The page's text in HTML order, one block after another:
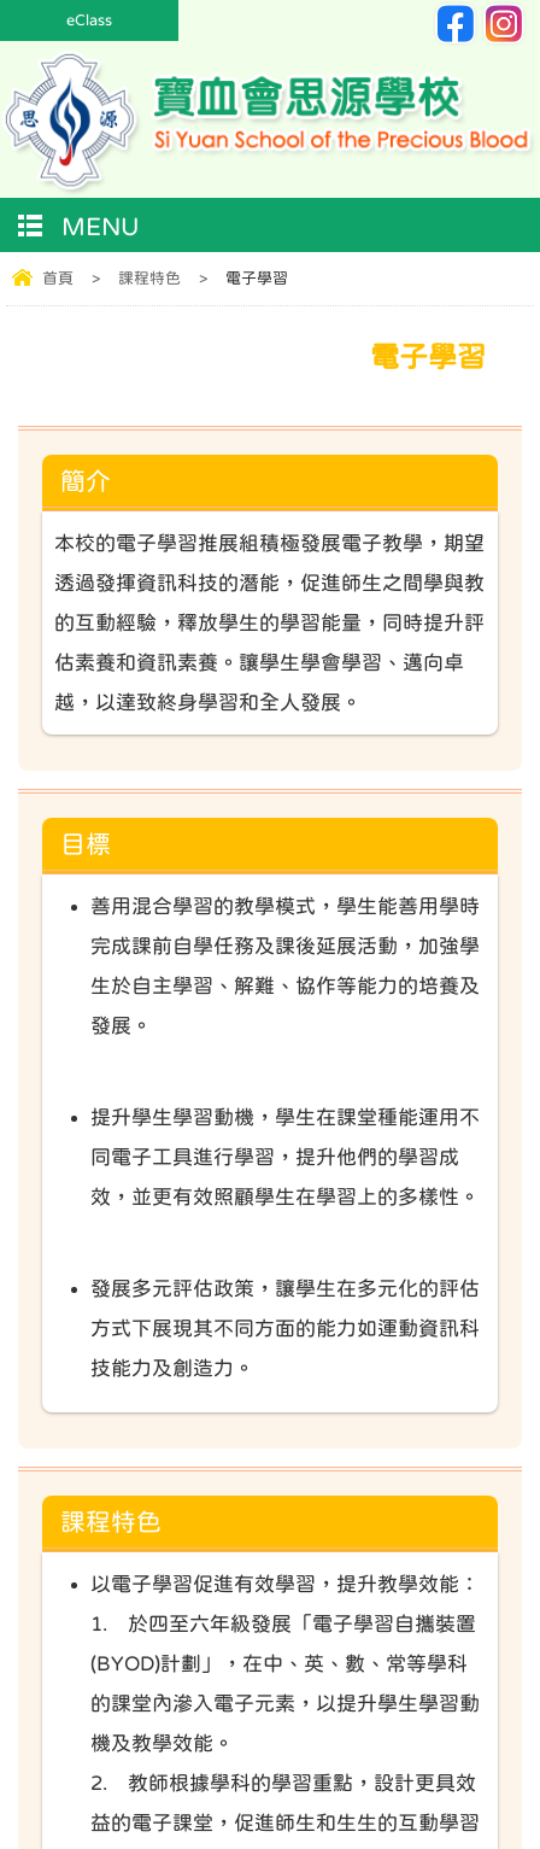
eClass
MENU
首頁 > 課程特色 > 電子學習
電子學習
簡介
本校的電子學習推展組積極發展電子教學，期望
透過發揮資訊科技的潛能，促進師生之間學與教
的互動經驗，釋放學生的學習能量，同時提升評
估素養和資訊素養。讓學生學會學習、邁向卓
越，以達致終身學習和全人發展。
目標
善用混合學習的教學模式，學生能善用學時
完成課前自學任務及課後延展活動，加強學
生於自主學習、解難、協作等能力的培養及
發展。
提升學生學習動機，學生在課堂種能運用不
同電子工具進行學習，提升他們的學習成
效，並更有效照顧學生在學習上的多樣性。
發展多元評估政策，讓學生在多元化的評估
方式下展現其不同方面的能力如運動資訊科
技能力及創造力。
課程特色
以電子學習促進有效學習，提升教學效能：
1. 於四至六年級發展「電子學習自攜裝置
(BYOD)計劃」，在中、英、數、常等學科
的課堂內滲入電子元素，以提升學生學習動
機及教學效能。
2. 教師根據學科的學習重點，設計更具效
益的電子課堂，促進師生和生生的互動學習